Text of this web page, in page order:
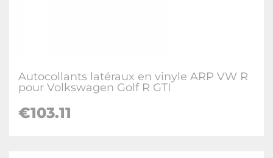
Autocollants latéraux en vinyle ARP VW R
pour Volkswagen Golf R GTI
€103.11